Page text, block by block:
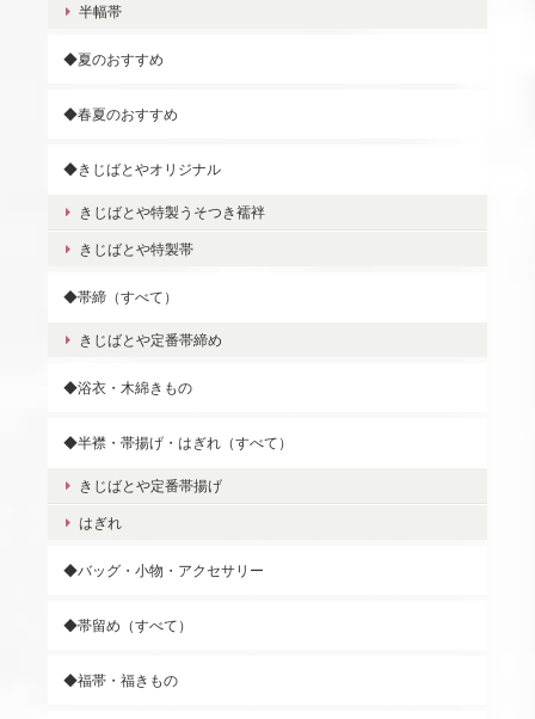
半幅帯
◆夏のおすすめ
◆春夏のおすすめ
◆きじばとやオリジナル
きじばとや特製うそつき襦袢
きじばとや特製帯
◆帯締（すべて）
きじばとや定番帯締め
◆浴衣・木綿きもの
◆半襟・帯揚げ・はぎれ（すべて）
きじばとや定番帯揚げ
はぎれ
◆バッグ・小物・アクセサリー
◆帯留め（すべて）
◆福帯・福きもの